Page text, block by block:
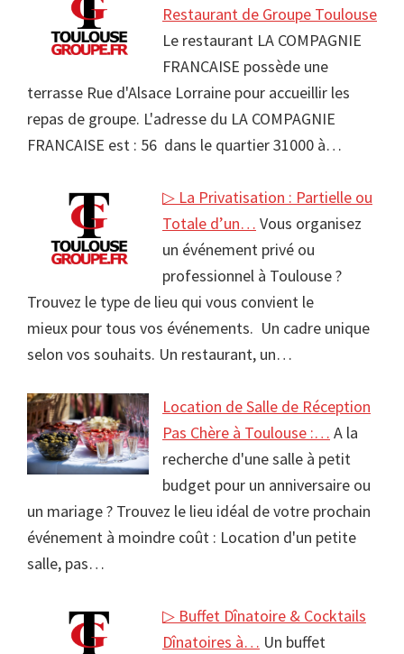
Restaurant de Groupe Toulouse
Le restaurant LA COMPAGNIE
FRANCAISE possède une
terrasse Rue d'Alsace Lorraine pour accueillir les
repas de groupe. L'adresse du LA COMPAGNIE
FRANCAISE est : 56 dans le quartier 31000 à…
▷ La Privatisation : Partielle ou
Totale d’un… Vous organisez
un événement privé ou
professionnel à Toulouse ?
Trouvez le type de lieu qui vous convient le
mieux pour tous vos événements. Un cadre unique
selon vos souhaits. Un restaurant, un…
Location de Salle de Réception
Pas Chère à Toulouse :… A la
recherche d'une salle à petit
budget pour un anniversaire ou
un mariage ? Trouvez le lieu idéal de votre prochain
événement à moindre coût : Location d'un petite
salle, pas…
▷ Buffet Dînatoire & Cocktails
Dînatoires à… Un buffet